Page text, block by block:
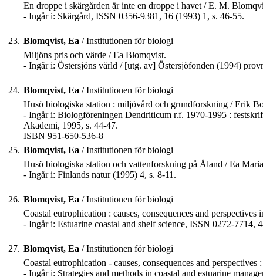
En droppe i skärgården är inte en droppe i havet / E. M.
- Ingår i: Skärgård, ISSN 0356-9381, 16 (1993) 1, s. 46-55.
23. Blomqvist, Ea / Institutionen för biologi
Miljöns pris och värde / Ea Blomqvist.
- Ingår i: Östersjöns värld / [utg. av] Östersjöfonden (1994)
24. Blomqvist, Ea / Institutionen för biologi
Husö biologiska station : miljövård och grundforskning / Erik
- Ingår i: Biologföreningen Dendriticum r.f. 1970-1995 :
Akademi, 1995, s. 44-47.
ISBN 951-650-536-8
25. Blomqvist, Ea / Institutionen för biologi
Husö biologiska station och vattenforskning på Åland / Ea
- Ingår i: Finlands natur (1995) 4, s. 8-11.
26. Blomqvist, Ea / Institutionen för biologi
Coastal eutrophication : causes, consequences and
- Ingår i: Estuarine coastal and shelf science, ISSN 0272-7714,
27. Blomqvist, Ea / Institutionen för biologi
Coastal eutrophication - causes, consequences and
- Ingår i: Strategies and methods in coastal and estuarine